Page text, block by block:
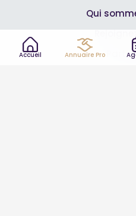
Accueil Annuaire Pro
Qui